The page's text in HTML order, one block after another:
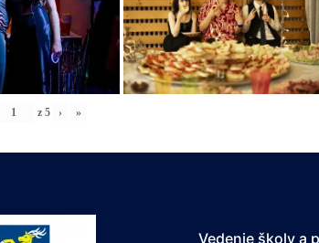
z 5 › »
Vedenie školy a